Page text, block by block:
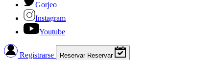
Gorjeo
Instagram
Youtube
Registrarse Reservar Reservar